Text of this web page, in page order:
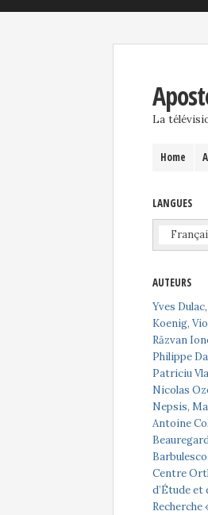
La
Home
LANGUES
AUTEURS
Yves Dulac,
Koenig,
Răzvan
Philippe
Patriciu
Nicolas
Nepsis,
Antoine
Barbulesco,
Centre
d’Étude et
Recherche